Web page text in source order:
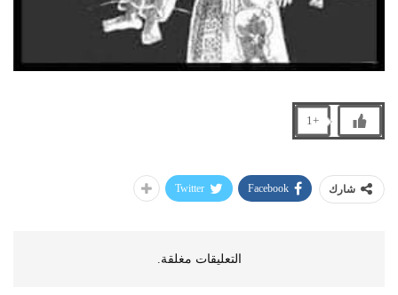
+1
شارك Facebook
Twitter
التعليقات مغلقة.